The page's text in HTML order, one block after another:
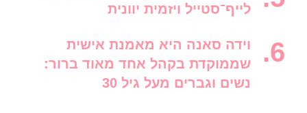
לייף־סטייל ויזמית יוונית
וידה סאנה היא מאמנת אישית
שממוקדת בקהל אחד מאוד ברור:
נשים וגברים מעל גיל 30